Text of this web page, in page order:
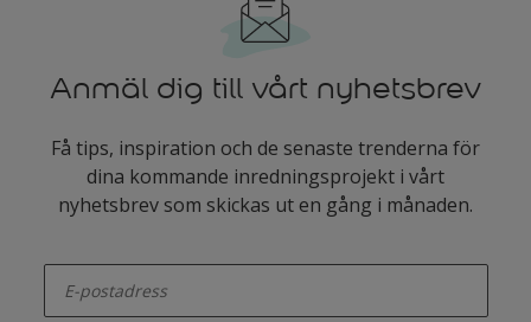
Anmäl dig till vårt nyhetsbrev
Få tips, inspiration och de senaste trenderna för
dina kommande inredningsprojekt i vårt
nyhetsbrev som skickas ut en gång i månaden.